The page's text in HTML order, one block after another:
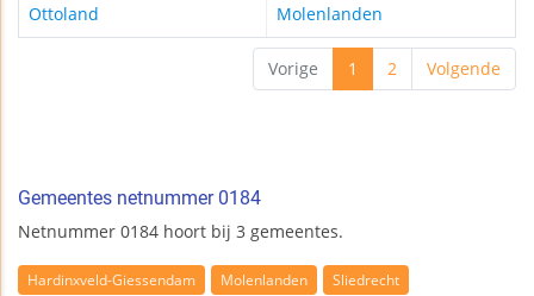
Ottoland Molenlanden
Vorige 1 2 Volgende
Gemeentes netnummer 0184
Netnummer 0184 hoort bij 3 gemeentes.
Hardinxveld-Giessendam Molenlanden Sliedrecht